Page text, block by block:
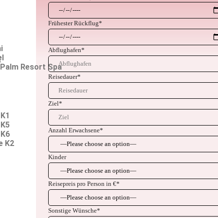
Resort Spa
K2
Frühester Rückflug*
Abflughafen*
Reisedauer*
Ziel*
Anzahl Erwachsene*
Kinder
Reisepreis pro Person in €*
Sonstige Wünsche*